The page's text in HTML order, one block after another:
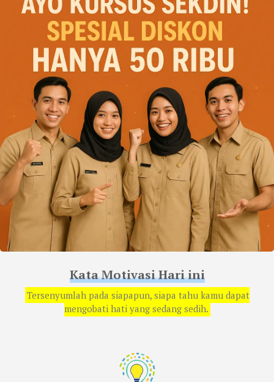
Kata Motivasi Hari ini
Tersenyumlah pada siapapun, siapa tahu kamu dapat
mengobati hati yang sedang sedih.